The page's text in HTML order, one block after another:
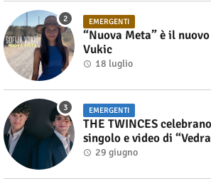
EMERGENTI
“Nuova Meta” è il
Vukic
18 luglio
EMERGENTI
THE TWINCES
singolo e video di
29 giugno